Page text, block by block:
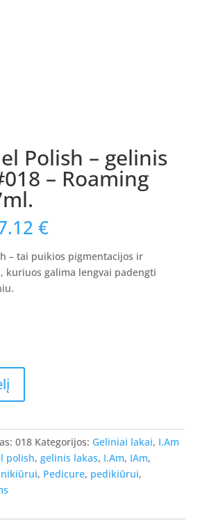
Polish – gelinis
– Roaming
price
€.
€Current
price
is:
7.12 €.
– tai puikios pigmentacijos ir
kuriuos galima lengvai padengti
018 Kategorijos: Geliniai lakai, I.Am
polish, gelinis lakas, I.Am, IAm,
, Pedicure, pedikiūrui,